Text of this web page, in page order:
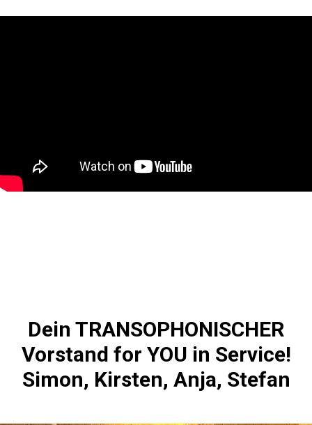
Dein TRANSOPHONISCHER
Vorstand for YOU in Service!
Simon, Kirsten, Anja, Stefan